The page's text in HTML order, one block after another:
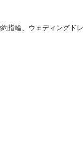
指輪、ウェディングド